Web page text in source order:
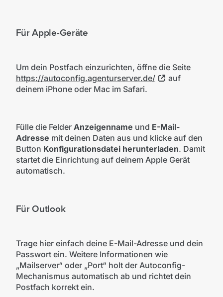
Für Apple-Geräte
Um dein Postfach einzurichten, öffne die Seite
https://autoconfig.agenturserver.de/
auf
deinem iPhone oder Mac im Safari.
Fülle die Felder Anzeigenname und E-Mail-
Adresse mit deinen Daten aus und klicke auf den
Button Konfigurationsdatei herunterladen. Damit
startet die Einrichtung auf deinem Apple Gerät
automatisch.
Für Outlook
Trage hier einfach deine E-Mail-Adresse und dein
Passwort ein. Weitere Informationen wie
„Mailserver“ oder „Port“ holt der Autoconfig-
Mechanismus automatisch ab und richtet dein
Postfach korrekt ein.